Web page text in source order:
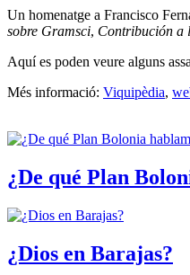
Un homenatge a Francisco
sobre Gramsci, Contribución a
Aquí es poden veure alguns
Més informació: Viquipèdia,
¿De qué Plan
¿Dios en Barajas?